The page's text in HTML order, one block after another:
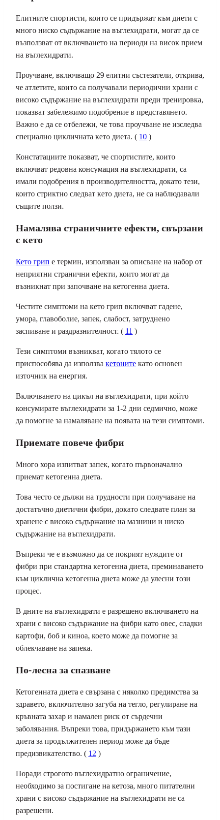
Елитните спортисти, които се придържат към диети с
много ниско съдържание на въглехидрати, могат да се
възползват от включването на периоди на висок прием
на въглехидрати.
Проучване, включващо 29 елитни състезатели, открива,
че атлетите, които са получавали периодични храни с
високо съдържание на въглехидрати преди тренировка,
показват забележимо подобрение в представянето.
Важно е да се отбележи, че това проучване не изследва
специално цикличната кето диета. ( 10 )
Констатациите показват, че спортистите, които
включват редовна консумация на въглехидрати, са
имали подобрения в производителността, докато тези,
които стриктно следват кето диета, не са наблюдавали
същите ползи.
Намалява страничните ефекти, свързани
с кето
Кето грип е термин, използван за описване на набор от
неприятни странични ефекти, които могат да
възникнат при започване на кетогенна диета.
Честите симптоми на кето грип включват гадене,
умора, главоболие, запек, слабост, затруднено
заспиване и раздразнителност. ( 11 )
Тези симптоми възникват, когато тялото се
приспособява да използва кетоните като основен
източник на енергия.
Включването на цикъл на въглехидрати, при който
консумирате въглехидрати за 1-2 дни седмично, може
да помогне за намаляване на появата на тези симптоми.
Приемате повече фибри
Много хора изпитват запек, когато първоначално
приемат кетогенна диета.
Това често се дължи на трудности при получаване на
достатъчно диетични фибри, докато следвате план за
хранене с високо съдържание на мазнини и ниско
съдържание на въглехидрати.
Въпреки че е възможно да се покрият нуждите от
фибри при стандартна кетогенна диета, преминаването
към циклична кетогенна диета може да улесни този
процес.
В дните на въглехидрати е разрешено включването на
храни с високо съдържание на фибри като овес, сладки
картофи, боб и киноа, което може да помогне за
облекчаване на запека.
По-лесна за спазване
Кетогенната диета е свързана с няколко предимства за
здравето, включително загуба на тегло, регулиране на
кръвната захар и намален риск от сърдечни
заболявания. Въпреки това, придържането към тази
диета за продължителен период може да бъде
предизвикателство. ( 12 )
Поради строгото въглехидратно ограничение,
необходимо за постигане на кетоза, много питателни
храни с високо съдържание на въглехидрати не са
разрешени.